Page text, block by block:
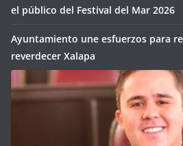
el público del Festival del Mar 2026
Ayuntamiento une esfuerzos para
reverdecer Xalapa